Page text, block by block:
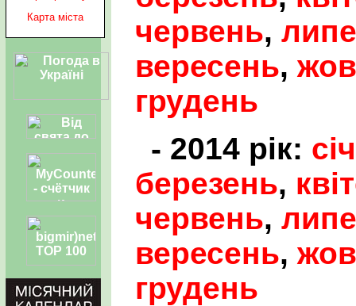
Карта міста
червень,
вересень,
грудень
- 2014 рік:
березень,
червень,
вересень,
грудень